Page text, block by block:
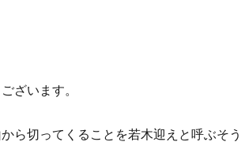
ざいます。
ら切ってくることを若木迎えと呼ぶそう